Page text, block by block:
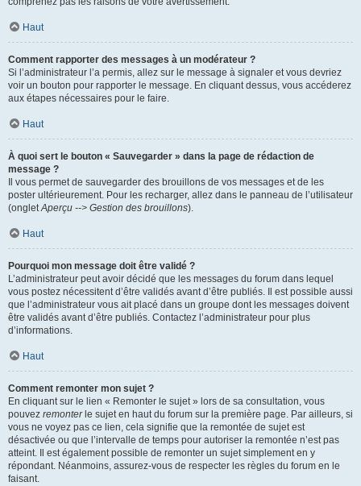
Haut
Comment rapporter des messages à un modérateur ?
Si l’administrateur l’a permis, allez sur le message à signaler et vous devriez
voir un bouton pour rapporter le message. En cliquant dessus, vous accéderez
aux étapes nécessaires pour le faire.
Haut
À quoi sert le bouton « Sauvegarder » dans la page de rédaction de
message ?
Il vous permet de sauvegarder des brouillons de vos messages et de les
poster ultérieurement. Pour les recharger, allez dans le panneau de l’utilisateur
(ongletAperçu --> Gestion des brouillons).
Haut
Pourquoi mon message doit être validé ?
L’administrateur peut avoir décidé que les messages du forum dans lequel
vous postez nécessitent d’être validés avant d’être publiés. Il est possible aussi
que l’administrateur vous ait placé dans un groupe dont les messages doivent
être validés avant d’être publiés. Contactez l’administrateur pour plus
d’informations.
Haut
Comment remonter mon sujet ?
En cliquant sur le lien « Remonter le sujet » lors de sa consultation, vous
pouvez remonterle sujet en haut du forum sur la première page. Par ailleurs, si
vous ne voyez pas ce lien, cela signifie que la remontée de sujet est
désactivée ou que l’intervalle de temps pour autoriser la remontée n’est pas
atteint. Il est également possible de remonter un sujet simplement en y
répondant. Néanmoins, assurez-vous de respecter les règles du forum en le
faisant.